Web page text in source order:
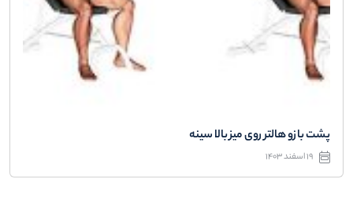
پشت بازو هالتر روی میز بالا سینه
19 اسفند 1403